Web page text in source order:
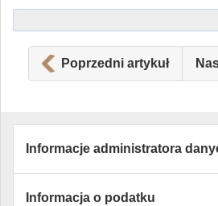
Poprzedni artykuł
Informacje administratora
Informacja o podatku